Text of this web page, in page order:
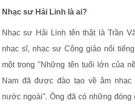
Nhạc sư Hải Linh là ai?
Nhạc sư Hải Linh tên thật là Trần
nhạc sĩ, nhạc sư Công giáo nổi
một trong "Những tên tuổi lớn của
Nam đã được đào tạo về âm nhạc
nước ngoài".Ông đã có những đóng